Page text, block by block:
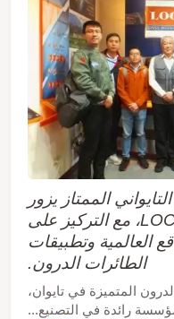
الممتاز يزور
LOCOSYS Technology، مع التركيز على
العالمية وتطبيقات
الطائرات الدرون.
المتميزة في تايوان،
مؤسسة رائدة في التصنيع...